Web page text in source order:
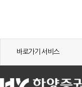
바로가기 서비스